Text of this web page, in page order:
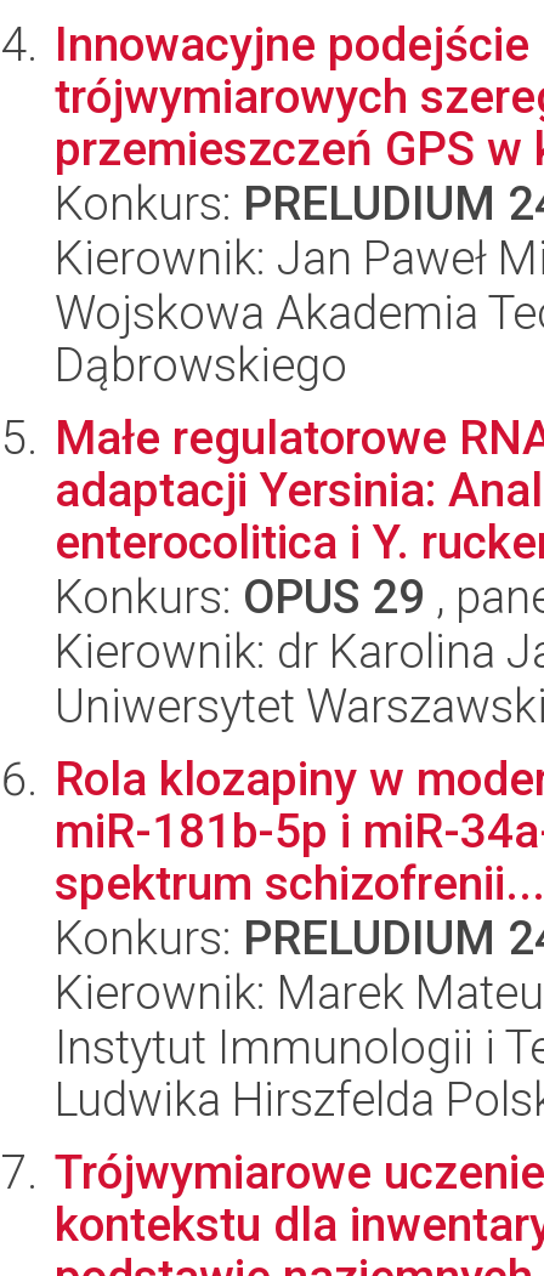
Innowacyjne
trójwymiarowych
przemieszczeń GPS
Konkurs: PRELUDIUM
Kierownik: Jan Paweł
Wojskowa Akademia
Dąbrowskiego
Małe regulatorowe
adaptacji Yersinia:
enterocolitica i Y.
Konkurs: OPUS 29 ,
Kierownik: dr Karolina
Uniwersytet
Rola klozapiny w
miR-181b-5p i miR-
spektrum schizofrenii...
Konkurs: PRELUDIUM
Kierownik: Marek
Instytut Immunologii i
Ludwika Hirszfelda
Trójwymiarowe
kontekstu dla